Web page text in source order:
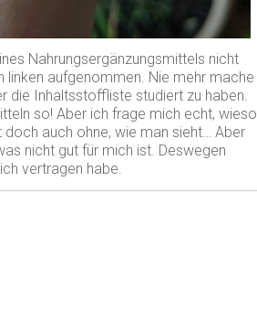
Nahrungsergänzungsmittels nicht
aufgenommen. Nie mehr mache
die Inhaltsstoffliste studiert zu haben.
so! Aber ich frage mich echt, wieso
auch ohne, wie man sieht… Aber
nicht gut für mich ist. Deswegen
vertragen habe.